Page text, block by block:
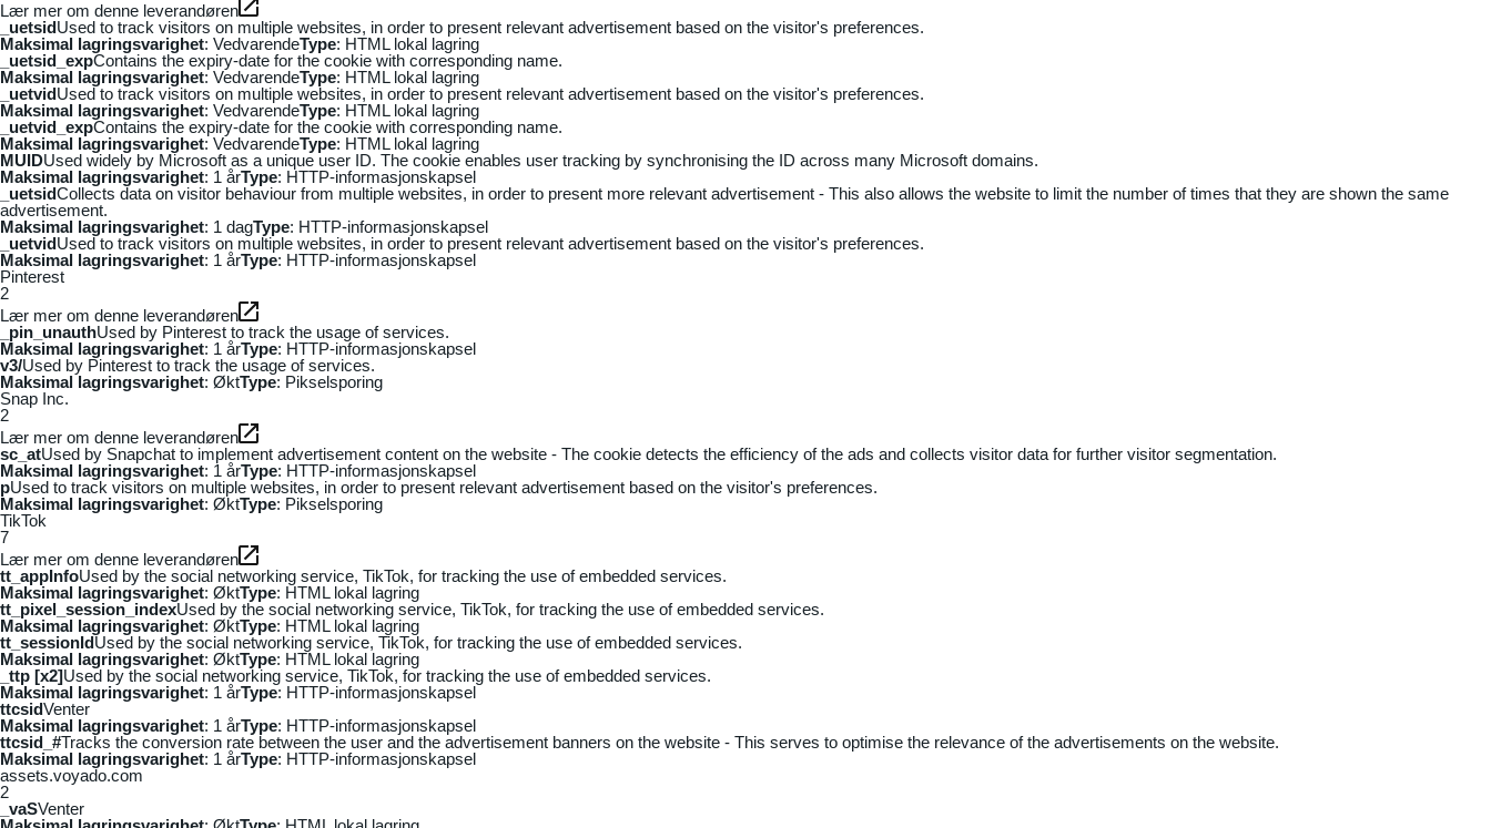
Lær mer om denne leverandøren
_uetsidUsed to track visitors on multiple websites, in order to present relevant advertisement based on the visitor's preferences.
Maksimal lagringsvarighet: VedvarendeType: HTML lokal lagring
_uetsid_expContains the expiry-date for the cookie with corresponding name.
Maksimal lagringsvarighet: VedvarendeType: HTML lokal lagring
_uetvidUsed to track visitors on multiple websites, in order to present relevant advertisement based on the visitor's preferences.
Maksimal lagringsvarighet: VedvarendeType: HTML lokal lagring
_uetvid_expContains the expiry-date for the cookie with corresponding name.
Maksimal lagringsvarighet: VedvarendeType: HTML lokal lagring
MUIDUsed widely by Microsoft as a unique user ID. The cookie enables user tracking by synchronising the ID across many Microsoft domains.
Maksimal lagringsvarighet: 1 årType: HTTP-informasjonskapsel
_uetsidCollects data on visitor behaviour from multiple websites, in order to present more relevant advertisement - This also allows the website to limit the number of times that they are shown the same
advertisement.
Maksimal lagringsvarighet: 1 dagType: HTTP-informasjonskapsel
_uetvidUsed to track visitors on multiple websites, in order to present relevant advertisement based on the visitor's preferences.
Maksimal lagringsvarighet: 1 årType: HTTP-informasjonskapsel
Pinterest
2
Lær mer om denne leverandøren
_pin_unauthUsed by Pinterest to track the usage of services.
Maksimal lagringsvarighet: 1 årType: HTTP-informasjonskapsel
v3/Used by Pinterest to track the usage of services.
Maksimal lagringsvarighet: ØktType: Pikselsporing
Snap Inc.
2
Lær mer om denne leverandøren
sc_atUsed by Snapchat to implement advertisement content on the website - The cookie detects the efficiency of the ads and collects visitor data for further visitor segmentation.
Maksimal lagringsvarighet: 1 årType: HTTP-informasjonskapsel
pUsed to track visitors on multiple websites, in order to present relevant advertisement based on the visitor's preferences.
Maksimal lagringsvarighet: ØktType: Pikselsporing
TikTok
7
Lær mer om denne leverandøren
tt_appInfoUsed by the social networking service, TikTok, for tracking the use of embedded services.
Maksimal lagringsvarighet: ØktType: HTML lokal lagring
tt_pixel_session_indexUsed by the social networking service, TikTok, for tracking the use of embedded services.
Maksimal lagringsvarighet: ØktType: HTML lokal lagring
tt_sessionIdUsed by the social networking service, TikTok, for tracking the use of embedded services.
Maksimal lagringsvarighet: ØktType: HTML lokal lagring
_ttp [x2]Used by the social networking service, TikTok, for tracking the use of embedded services.
Maksimal lagringsvarighet: 1 årType: HTTP-informasjonskapsel
ttcsidVenter
Maksimal lagringsvarighet: 1 årType: HTTP-informasjonskapsel
ttcsid_#Tracks the conversion rate between the user and the advertisement banners on the website - This serves to optimise the relevance of the advertisements on the website.
Maksimal lagringsvarighet: 1 årType: HTTP-informasjonskapsel
assets.voyado.com
2
_vaSVenter